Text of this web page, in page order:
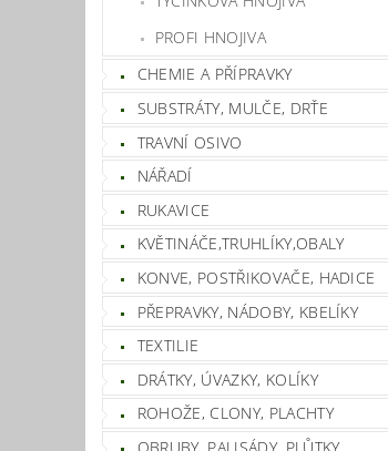
PROFI HNOJIVA
CHEMIE A PŘÍPRAVKY
SUBSTRÁTY, MULČE, DRŤE
TRAVNÍ OSIVO
NÁŘADÍ
RUKAVICE
KVĚTINÁČE,TRUHLÍKY,OBALY
KONVE, POSTŘIKOVAČE, HADICE
PŘEPRAVKY, NÁDOBY, KBELÍKY
TEXTILIE
DRÁTKY, ÚVAZKY, KOLÍKY
ROHOŽE, CLONY, PLACHTY